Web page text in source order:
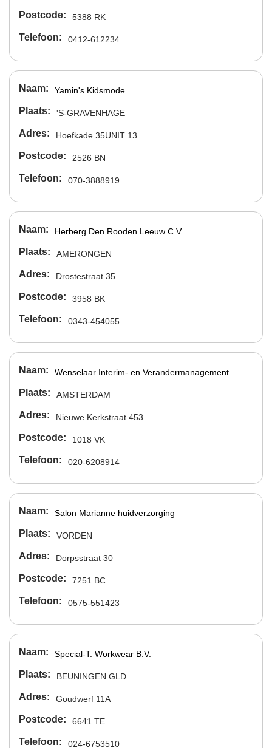
Postcode 5388 RK
Telefoon 0412-612234
Naam Yamin's Kidsmode
Plaats 'S-GRAVENHAGE
Adres Hoefkade 35UNIT 13
Postcode 2526 BN
Telefoon 070-3888919
Naam Herberg Den Rooden Leeuw C.V.
Plaats AMERONGEN
Adres Drostestraat 35
Postcode 3958 BK
Telefoon 0343-454055
Naam Wenselaar Interim- en Verandermanagement
Plaats AMSTERDAM
Adres Nieuwe Kerkstraat 453
Postcode 1018 VK
Telefoon 020-6208914
Naam Salon Marianne huidverzorging
Plaats VORDEN
Adres Dorpsstraat 30
Postcode 7251 BC
Telefoon 0575-551423
Naam Special-T. Workwear B.V.
Plaats BEUNINGEN GLD
Adres Goudwerf 11A
Postcode 6641 TE
Telefoon 024-6753510